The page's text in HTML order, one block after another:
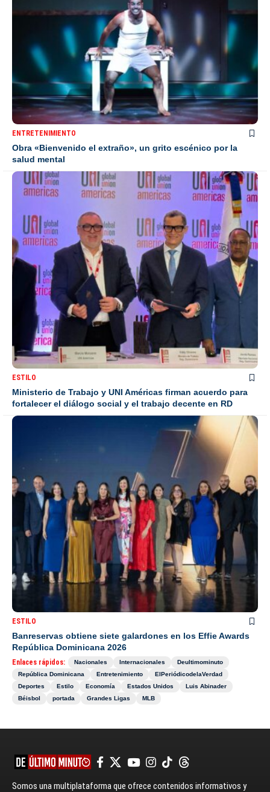
ENTRETENIMIENTO
Obra «Bienvenido el extraño», un grito escénico por la
salud mental
ESTILO
Ministerio de Trabajo y UNI Américas firman acuerdo para
fortalecer el diálogo social y el trabajo decente en RD
ESTILO
Banreservas obtiene siete galardones en los Effie Awards
República Dominicana 2026
Enlaces rápidos: Nacionales Internacionales
Deultimominuto
República Dominicana
Entretenimiento
ElPeriódicodelaVerdad
Deportes
Estilo Economía Estados Unidos
Luis Abinader
Béisbol
portada Grandes Ligas MLB
Somos una multiplataforma que ofrece contenidos informativos y